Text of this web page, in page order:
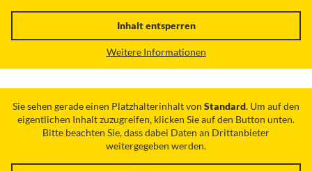
Inhalt entsperren
Weitere Informationen
Sie sehen gerade einen Platzhalterinhalt von Standard. Um auf den
eigentlichen Inhalt zuzugreifen, klicken Sie auf den Button unten.
Bitte beachten Sie, dass dabei Daten an Drittanbieter
weitergegeben werden.